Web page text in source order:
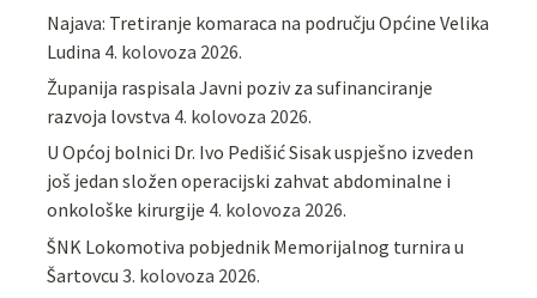
Najava: Tretiranje komaraca na području Općine Velika
Ludina 4. kolovoza 2026.
Županija raspisala Javni poziv za sufinanciranje
razvoja lovstva 4. kolovoza 2026.
U Općoj bolnici Dr. Ivo Pedišić Sisak uspješno izveden
još jedan složen operacijski zahvat abdominalne i
onkološke kirurgije 4. kolovoza 2026.
ŠNK Lokomotiva pobjednik Memorijalnog turnira u
Šartovcu 3. kolovoza 2026.